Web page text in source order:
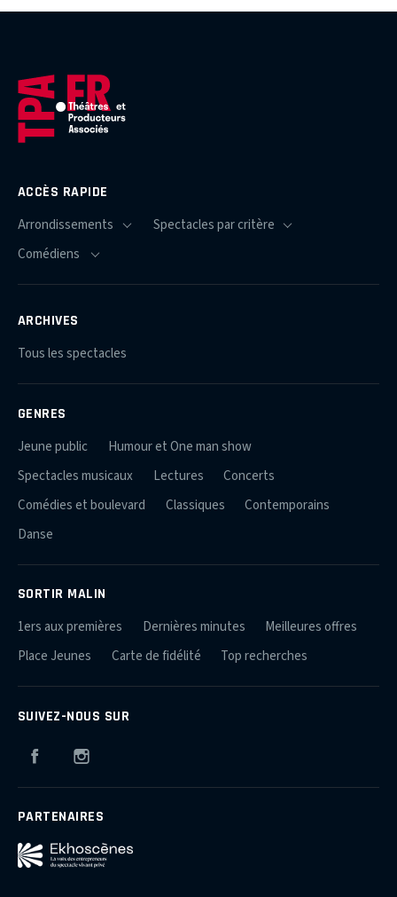
ACCÈS RAPIDE
ARCHIVES
Tous les spectacles
GENRES
Jeune public
Humour et One man show
Spectacles musicaux
Lectures
Concerts
Comédies et boulevard
Classiques
Contemporains
Danse
SORTIR MALIN
1ers aux premières Dernières minutes
Meilleures offres
Place Jeunes
Carte de fidélité Top recherches
SUIVEZ-NOUS SUR
Facebook
PARTENAIRES